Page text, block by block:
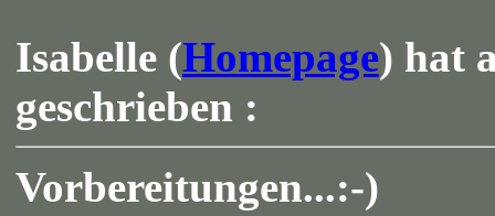
Isabelle (Homepage) hat
geschrieben :
Vorbereitungen...:-)